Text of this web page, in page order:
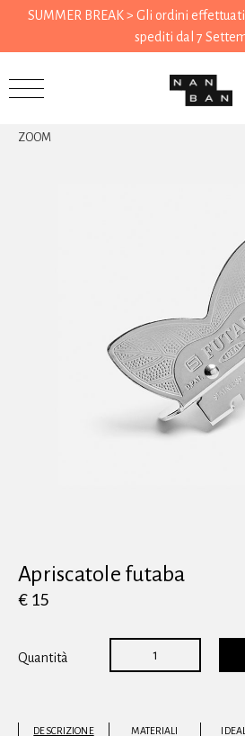
SUMMER BREAK > Gli ordini
spediti dal 7
Abbigliamento
ZOOM
Apriscatole futaba
€ 15
Quantità
DESCRIZIONE MATERIALI